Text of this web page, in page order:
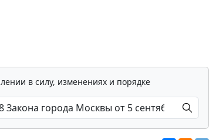
в силу, изменениях и порядке